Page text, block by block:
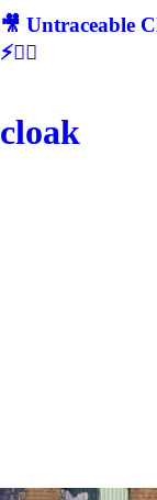
🎥 Untraceable
⚡🕵‍♂
cloak